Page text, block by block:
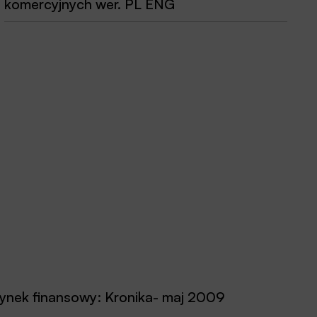
komercyjnych wer. PL ENG
finansowy: Kronika- maj 2009